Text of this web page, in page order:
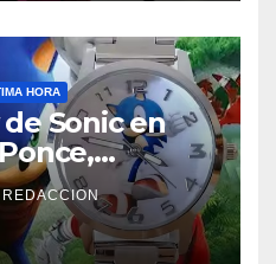
HORA
Sonic en
el que
REDACCION